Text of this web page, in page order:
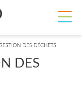
DES DÉCHETS
DES